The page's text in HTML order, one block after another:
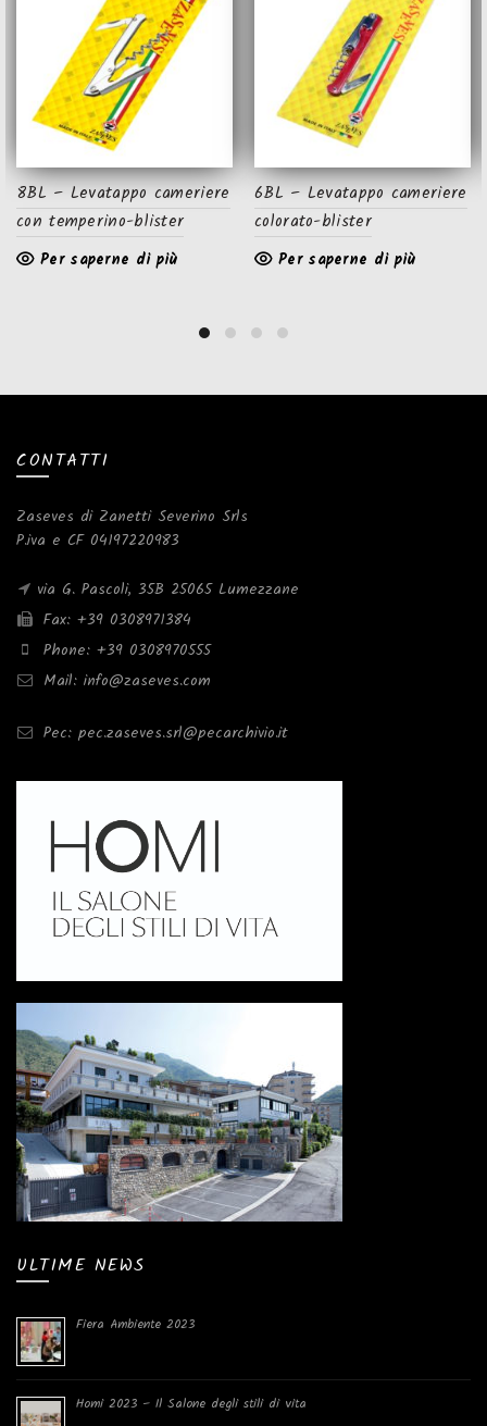
8BL – Levatappo cameriere
con temperino-blister
Per saperne di più
6BL – Levatappo cameriere
colorato-blister
Per saperne di più
CONTATTI
Zaseves di Zanetti Severino Srls
P.iva e CF 04197220983
via G. Pascoli, 35B 25065 Lumezzane
Fax: +39 0308971384
Phone: +39 0308970555
Mail: info@zaseves.com
Pec: pec.zaseves.srl@pecarchivio.it
ULTIME NEWS
Fiera Ambiente 2023
Homi 2023 – Il Salone degli stili di vita